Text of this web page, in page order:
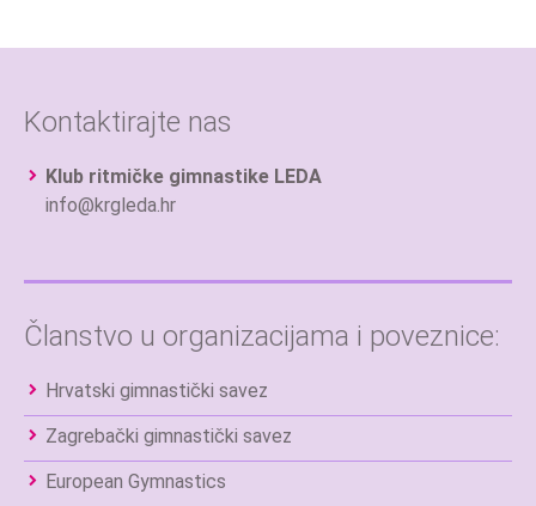
Kontaktirajte nas
Klub ritmičke gimnastike LEDA
info@krgleda.hr
Članstvo u organizacijama i poveznice:
Hrvatski gimnastički savez
Zagrebački gimnastički savez
European Gymnastics